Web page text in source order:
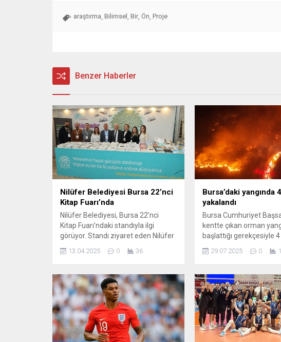
araştırma Bilimsel Bir Ön Proje
Benzer Haberler
Nilüfer Belediyesi Bursa 22’nci
Kitap Fuarı’nda
Nilüfer Belediyesi, Bursa 22’nci
Kitap Fuarı’ndaki standıyla ilgi
görüyor. Standı ziyaret eden Nilüfer
Belediye Başkanı Şadi Özdemir, bilgi
edinmek ve belediyenin yayınlarına
etti. Bursa Büyükşehir Belediyesi’nin
katkıları Tüyap Bursa Fuarcılık A.Ş.
ve Türkiye Yayıncılar Birliği iş
birliğiyle düzenlenen Bursa 22’nci
Kitap Fuarı, Merinos Atatürk Kongre
ve...
13.04.2025 0 36
Bursa’daki yangında
yakalandı
Bursa Cumhuriyet
kentte çıkan orman
başlattığı gerekçesiyle
yakalandığını duyurdu.
Başsavcılıktan yapılan
atarak yangının
oldu. BAŞSAVCILIKTAN
29.07.2025 0